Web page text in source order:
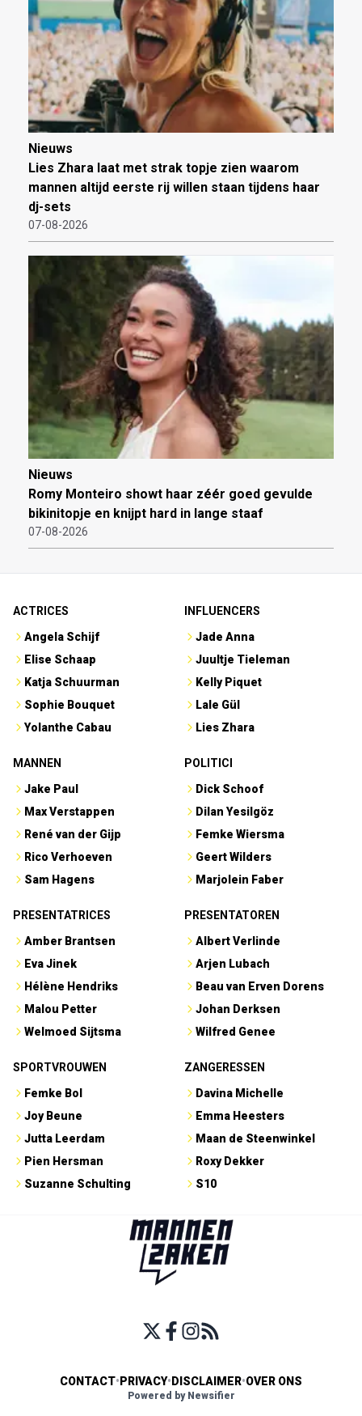
Nieuws
Lies Zhara laat met strak topje zien waarom
mannen altijd eerste rij willen staan tijdens haar
dj-sets
07-08-2026
Nieuws
Romy Monteiro showt haar zéér goed gevulde
bikinitopje en knijpt hard in lange staaf
07-08-2026
ACTRICES
Angela Schijf
Elise Schaap
Katja Schuurman
Sophie Bouquet
Yolanthe Cabau
INFLUENCERS
Jade Anna
Juultje Tieleman
Kelly Piquet
Lale Gül
Lies Zhara
MANNEN
Jake Paul
Max Verstappen
René van der Gijp
Rico Verhoeven
Sam Hagens
POLITICI
Dick Schoof
Dilan Yesilgöz
Femke Wiersma
Geert Wilders
Marjolein Faber
PRESENTATRICES
Amber Brantsen
Eva Jinek
Hélène Hendriks
Malou Petter
Welmoed Sijtsma
PRESENTATOREN
Albert Verlinde
Arjen Lubach
Beau van Erven Dorens
Johan Derksen
Wilfred Genee
SPORTVROUWEN
Femke Bol
Joy Beune
Jutta Leerdam
Pien Hersman
Suzanne Schulting
ZANGERESSEN
Davina Michelle
Emma Heesters
Maan de Steenwinkel
Roxy Dekker
S10
CONTACT• PRIVACY• DISCLAIMER•OVER ONS
Powered by Newsifier